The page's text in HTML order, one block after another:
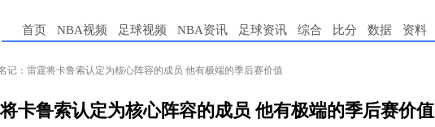
首页 NBA视频 足球视频 NBA资讯 足球资讯 综合 比分 数据 资料
记：雷霆将卡鲁索认定为核心阵容的成员 他有极端的季后赛价值
卡鲁索认定为核心阵容的成员 他有极端的季后赛价值